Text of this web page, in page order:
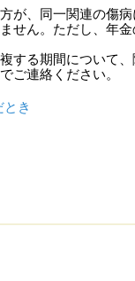
が、同一関連の傷
せん。ただし、年
する期間について
ご連絡ください。
き